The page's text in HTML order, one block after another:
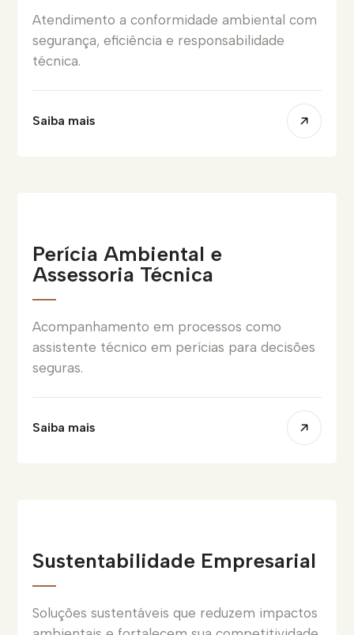
Atendimento a conformidade ambiental com
segurança, eficiência e responsabilidade
técnica.
Saiba mais
Perícia Ambiental e
Assessoria Técnica
Acompanhamento em processos como
assistente técnico em perícias para decisões
seguras.
Saiba mais
Sustentabilidade Empresarial
Soluções sustentáveis que reduzem impactos